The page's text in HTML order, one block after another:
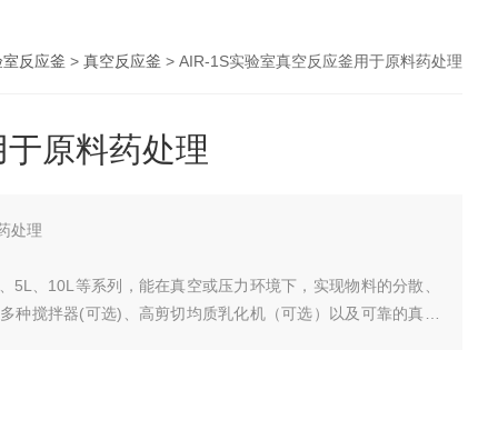
反应釜 > 真空反应釜 > AIR-1S实验室真空反应釜用于原料药处理
原料药处理
处理
5L、10L等系列，能在真空或压力环境下，实现物料的分散、
种搅拌器(可选)、高剪切均质乳化机（可选）以及可靠的真空